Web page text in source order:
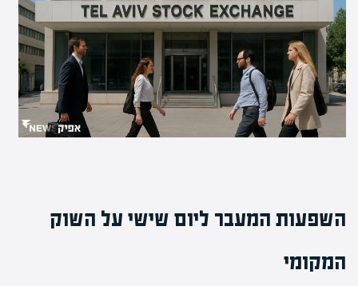
השפעות המעבר ליום שישי על השוק
המקומי